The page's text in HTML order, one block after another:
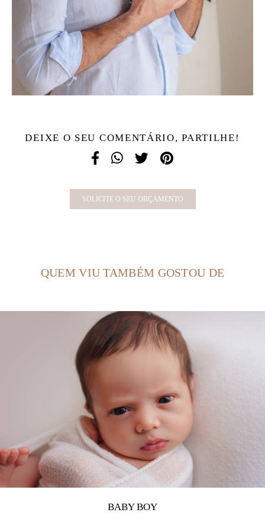
DEIXE O SEU COMENTÁRIO, PARTILHE!
SOLICITE O SEU ORÇAMENTO
QUEM VIU TAMBÉM GOSTOU DE
BABY BOY